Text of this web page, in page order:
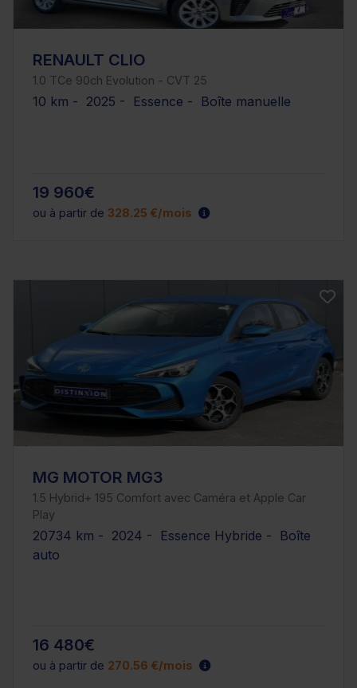
RENAULT CLIO
1.0 TCe 90ch Evolution - CVT 25
10 km - 2025 - Essence - Boîte manuelle
19 960€
ou à partir de 328.25 €/mois
MG MOTOR MG3
1.5 Hybrid+ 195 Comfort avec Caméra et Apple Car
Play
20734 km - 2024 - Essence Hybride - Boîte
auto
16 480€
ou à partir de 270.56 €/mois